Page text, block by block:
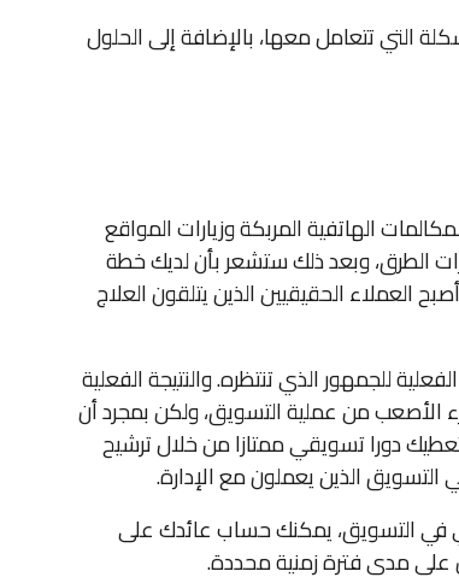
التي تتعامل معها، بالإضافة إلى الحلول
الهاتفية المربكة وزيارات المواقع
الطرق، وبعد ذلك ستشعر بأن لديك خطة
الحقيقيين الذين يتلقون العلاج
للجمهور الذي تنتظره. والنتيجة الفعلية
من عملية التسويق، ولكن بمجرد أن
دورا تسويقي ممتازا من خلال ترشيح
التسويق الذين يعملون مع الإدارة.
في التسويق، يمكنك حساب عائدك على
على مدى فترة زمنية محددة.